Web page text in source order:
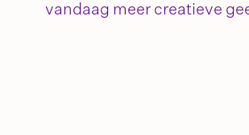
vandaag meer creatieve